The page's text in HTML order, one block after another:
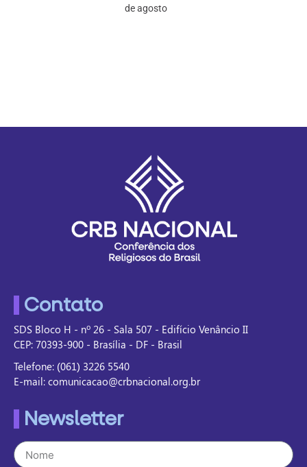
de agosto
Contato
SDS Bloco H - nº 26 - Sala 507 - Edifício Venâncio II
CEP: 70393-900 - Brasília - DF - Brasil
Telefone: (061) 3226 5540
E-mail: comunicacao@crbnacional.org.br
Newsletter